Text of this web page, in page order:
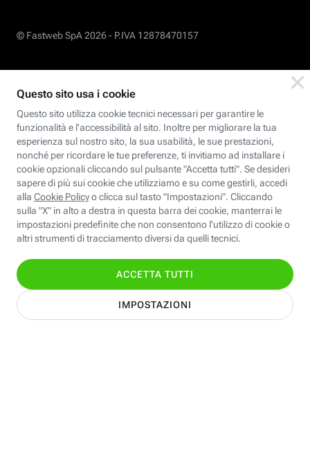
© Fastweb SpA 2026 - P.IVA 12878470157